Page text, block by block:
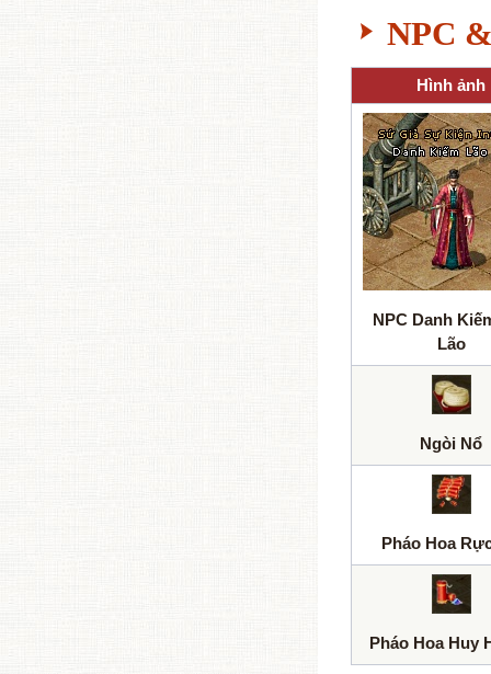
NPC
Hình ảnh
NPC Danh
Lão
Ngòi Nổ
Pháo Hoa
Pháo Hoa Huy